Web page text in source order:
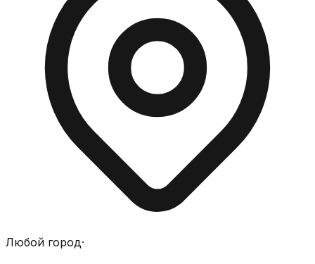
Любой город·